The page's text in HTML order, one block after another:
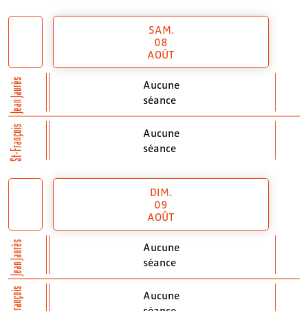
Jean Jaurès
St-François
SAM.
08
AOÛT
Aucune
séance
Aucune
séance
Jean Jaurès
DIM.
09
AOÛT
Aucune
séance
Aucune